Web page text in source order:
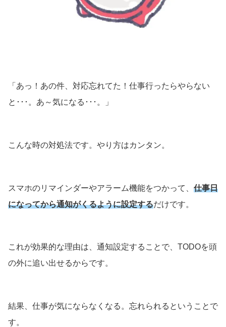
「あっ！あの件、対応忘れてた！仕事行ったらやらない
と･･･。あ～気になる･･･。」
こんな時の対処法です。やり方はカンタン。
スマホのリマインダーやアラーム機能をつかって、 仕事日
になってから通知がくるように設定するだけです。
これが効果的な理由は、通知設定することで、TODOを頭
の外に追い出せるからです。
結果、仕事が気にならなくなる。忘れられるということで
す。